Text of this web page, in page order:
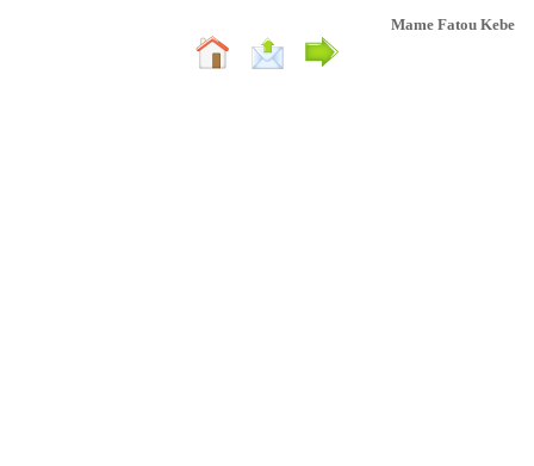
Mame Fatou Kebe